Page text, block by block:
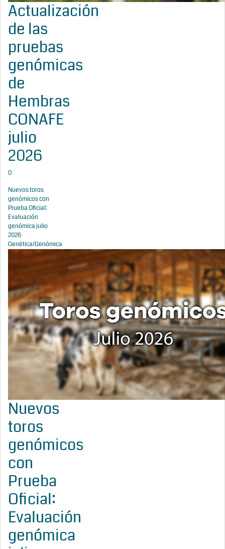
Actualización
de las
pruebas
genómicas
de
Hembras
CONAFE
julio
2026
0
Nuevos toros
genómicos con
Prueba Oficial:
Evaluación
genómica julio
2026
Genética/Genómica
Nuevos
toros
genómicos
con
Prueba
Oficial:
Evaluación
genómica